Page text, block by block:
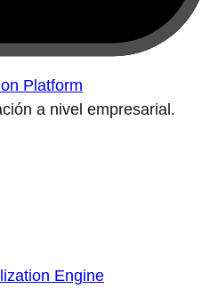
Platform
a nivel empresarial.
Engine